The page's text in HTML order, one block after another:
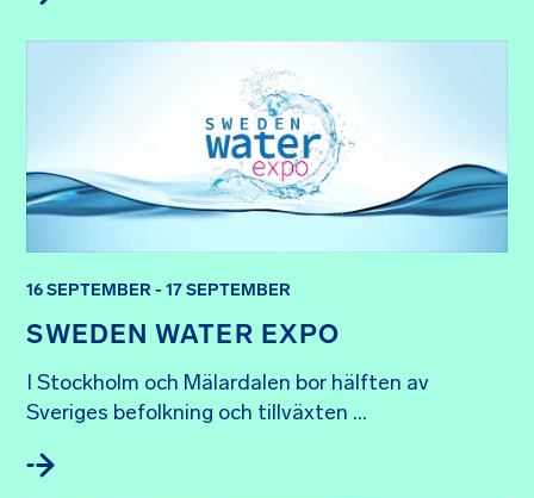
SWEDEN WATER EXPO
16 SEPTEMBER - 17 SEPTEMBER
I Stockholm och Mälardalen bor hälften av
Sveriges befolkning och tillväxten ...